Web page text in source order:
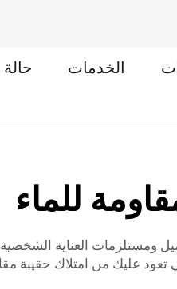
الخدمات حالة
للماء
ومستلزمات العناية
عليك من امتلاك حقيبة